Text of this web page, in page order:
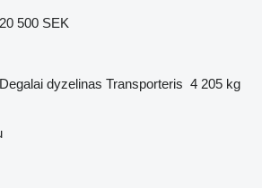
500 SEK
Degalai dyzelinas Transporteris 4 205 kg